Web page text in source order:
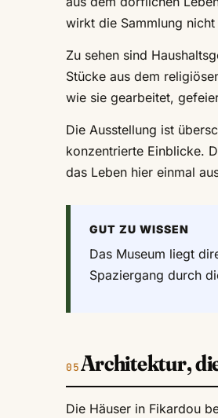
wirkt die Sammlung
Zu sehen sind
Stücke aus dem
wie sie gearbeitet,
Die Ausstellung ist
konzentrierte Einblicke.
das Leben hier einmal
GUT ZU WISSEN
Das Museum liegt
Spaziergang durch
Architektur,
Die Häuser in Fikardou